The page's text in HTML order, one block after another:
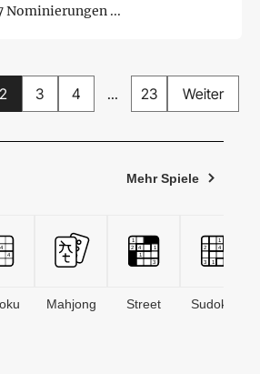
Nominierungen ...
2 3 4 ... 23 Weiter
Mehr Spiele
Mahjong Street Sudoken